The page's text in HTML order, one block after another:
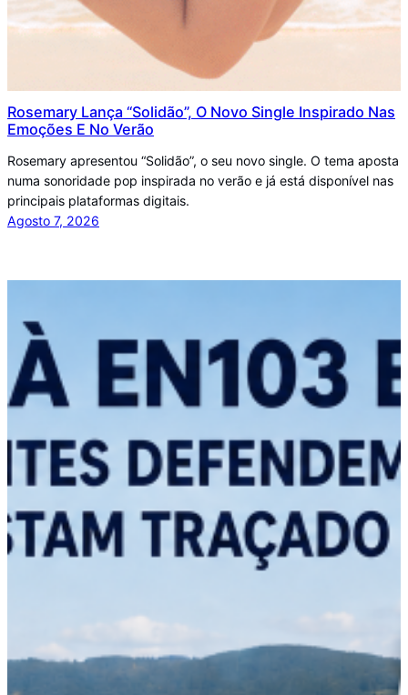
Rosemary Lança “Solidão”, O Novo Single Inspirado Nas
Emoções E No Verão
Rosemary apresentou “Solidão”, o seu novo single. O tema aposta
numa sonoridade pop inspirada no verão e já está disponível nas
principais plataformas digitais.
Agosto 7, 2026